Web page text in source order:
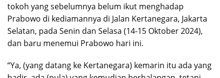
tokoh yang sebelumnya belum ikut menghadap
Prabowo di kediamannya di Jalan Kertanegara, Jakarta
Selatan, pada Senin dan Selasa (14-15 Oktober 2024),
dan baru menemui Prabowo hari ini.
“Ya, (yang datang ke Kertanegara) kemarin itu ada yang